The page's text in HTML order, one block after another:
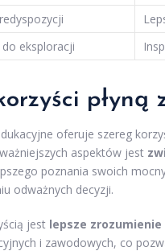
eksploracji
oferuje szereg
aspektów jest
poznania swoich
odważnych decyzji.
jest lepsze zrozumienie
i zawodowych, co